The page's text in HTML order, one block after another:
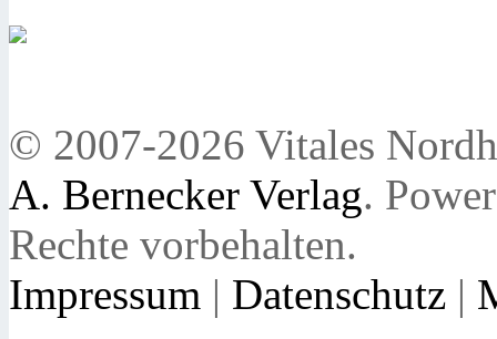
© 2007-2026 Vitales
A. Bernecker Verlag.
Rechte vorbehalten.
Impressum | Datenschutz |